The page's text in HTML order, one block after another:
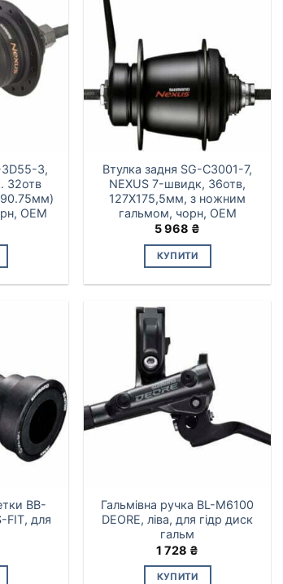
3D55-3,
32отв
OEM
Втулка задня SG-C3001-7,
NEXUS 7-швидк, 36отв,
127X175,5мм, з ножним
гальмом, чорн, OEM
5 968 ₴
КУПИТИ
BB-
FIT, для
Гальмівна ручка BL-M6100
DEORE, ліва, для гідр диск
гальм
1 728 ₴
КУПИТИ